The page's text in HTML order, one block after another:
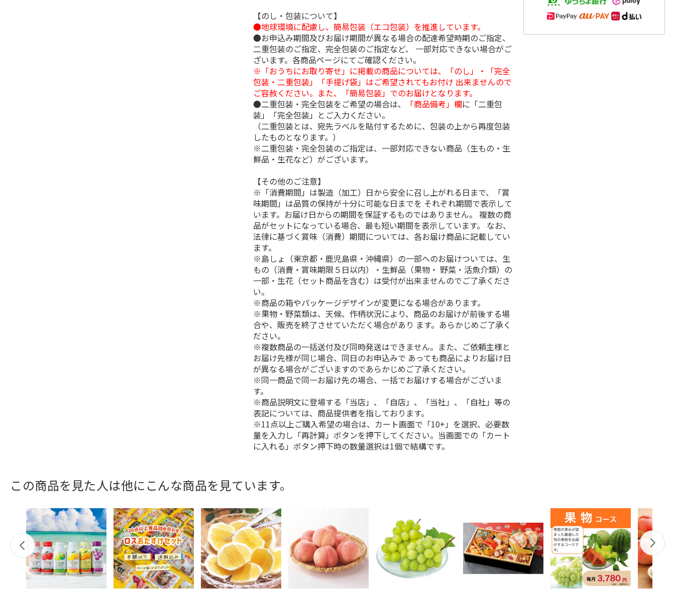
【のし・包装について】
●地球環境に配慮し、簡易包装（エコ包装）を推進しています。
●お申込み期間及びお届け期間が異なる場合の配達希望時期のご指定、
二重包装のご指定、完全包装のご指定など、 一部対応できない場合がご
ざいます。各商品ページにてご確認ください。
※「おうちにお取り寄せ」に掲載の商品については、「のし」・「完全
包装・二重包装」「手提げ袋」はご希望されてもお付け 出来ませんので
ご容赦ください。また、「簡易包装」でのお届けとなります。
●二重包装・完全包装をご希望の場合は、
「商品備考」欄に「二重包
装」「完全包装」とご入力ください。
（二重包装とは、宛先ラベルを貼付するために、包装の上から再度包装
したものとなります。）
※二重包装・完全包装のご指定は、一部対応できない商品（生もの・生
鮮品・生花など）がございます。
【その他のご注意】
※「消費期間」は製造（加工）日から安全に召し上がれる日まで、「賞
味期間」は品質の保持が十分に可能な日までを それぞれ期間で表示して
います。お届け日からの期間を保証するものではありません。 複数の商
品がセットになっている場合、最も短い期間を表示しています。 なお、
法律に基づく賞味（消費）期間については、各お届け商品に記載してい
ます。
※島しょ（東京都・鹿児島県・沖縄県）の一部へのお届けついては、生
もの（消費・賞味期限５日以内）・生鮮品（果物・ 野菜・活魚介類）の
一部・生花（セット商品を含む）は受付が出来ませんのでご了承くださ
い。
※商品の箱やパッケージデザインが変更になる場合があります。
※果物・野菜類は、天候、作柄状況により、商品のお届けが前後する場
合や、販売を終了させていただく場合があり ます。あらかじめご了承く
ださい。
※複数商品の一括送付及び同時発送はできません。また、ご依頼主様と
お届け先様が同じ場合、同日のお申込みで あっても商品によりお届け日
が異なる場合がございますのであらかじめご了承ください。
※同一商品で同一お届け先の場合、一括でお届けする場合がございま
す。
※商品説明文に登場する「当店」、「自店」、「当社」、「自社」等の
表記については、商品提供者を指しております。
※11点以上ご購入希望の場合は、カート画面で「10+」を選択、必要数
量を入力し「再計算」ボタンを押下してください。当画面での「カート
に入れる」ボタン押下時の数量選択は1個で結構です。
この商品を見た人は他にこんな商品を見ています。